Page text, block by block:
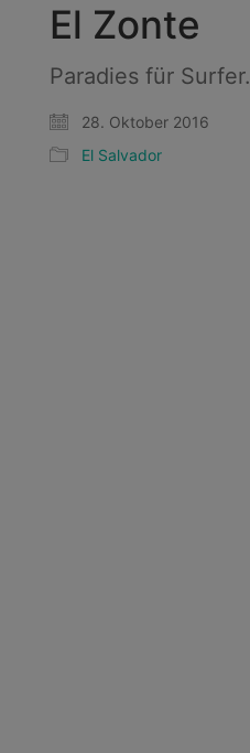
El Zonte
Paradies für Surfer.
28. Oktober 2016
El Salvador